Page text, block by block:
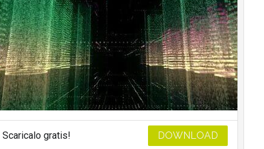
Scaricalo gratis! DOWNLOAD